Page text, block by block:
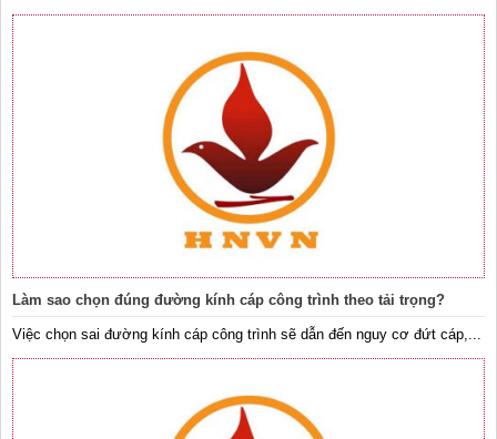
Làm sao chọn đúng đường kính cáp công trình theo tải trọng?
Việc chọn sai đường kính cáp công trình sẽ dẫn đến nguy cơ đứt cáp,...